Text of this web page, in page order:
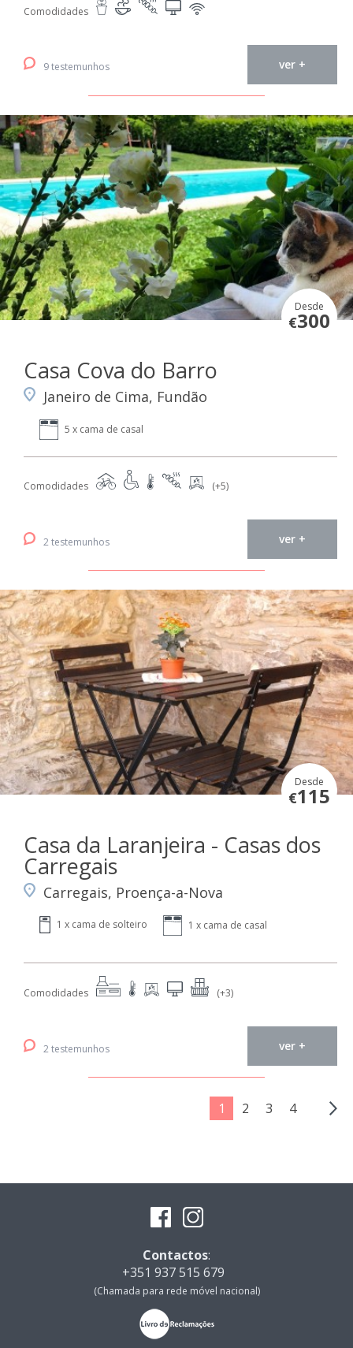
Comodidades
9 testemunhos ver +
Desde
€300
Casa Cova do Barro
Janeiro de Cima, Fundão
5 x cama de casal
Comodidades (+5)
2 testemunhos ver +
Desde
€115
Casa da Laranjeira - Casas dos
Carregais
Carregais, Proença-a-Nova
1 x cama de solteiro 1 x cama de casal
Comodidades (+3)
2 testemunhos ver +
1 2 3 4
Contactos:
+351 937 515 679
(Chamada para rede móvel nacional)